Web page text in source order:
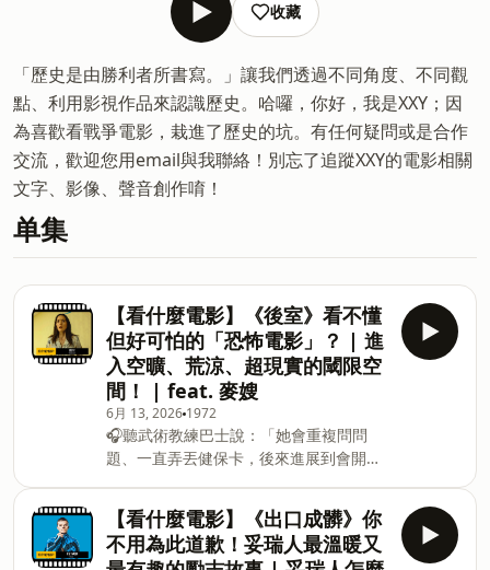
收藏
「歷史是由勝利者所書寫。」讓我們透過不同角度、不同觀
點、利用影視作品來認識歷史。哈囉，你好，我是XXY；因
為喜歡看戰爭電影，栽進了歷史的坑。有任何疑問或是合作
交流，歡迎您用email與我聯絡！別忘了追蹤XXY的電影相關
文字、影像、聲音創作唷！
单集
【看什麼電影】《後室》看不懂
但好可怕的「恐怖電影」？ | 進
入空曠、荒涼、超現實的閾限空
間！ | feat. 麥嫂
6月 13, 2026 1972
🎧聽武術教練巴士說：「她會重複問問
題、一直弄丟健保卡，後來進展到會開始
https://fstry.pse.is/9b9r2g &nbsp;照顧
人生無法預期何時來！「先來一杯 我們再
聊」聆聽照顧者、陪你預備長照未來！點
【看什麼電影】《出口成髒》你
不用為此道歉！妥瑞人最溫暖又